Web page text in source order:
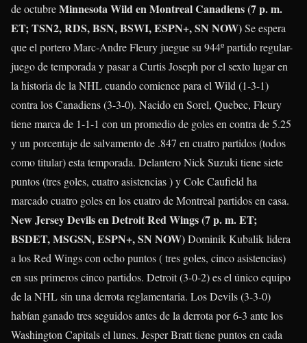
de octubreMinnesota Wild en Montreal Canadiens (7 p. m.
ET; TSN2, RDS, BSN, BSWI, ESPN+, SN NOW)Se espera
que el porteroMarc-Andre Fleuryjuegue su 944º partido regular-
juego de temporada y pasar a Curtis Joseph por el sexto lugar en
la historia de la NHL cuando comience para el Wild (1-3-1)
contra los Canadiens (3-3-0). Nacido en Sorel, Quebec, Fleury
tiene marca de 1-1-1 con un promedio de goles en contra de 5.25
y un porcentaje de salvamento de .847 en cuatro partidos (todos
como titular) esta temporada. DelanteroNick Suzukitiene siete
puntos (tres goles, cuatro asistencias ) yCole Caufieldha
marcado cuatro goles en los cuatro de Montreal partidos en casa.
New Jersey Devils en Detroit Red Wings (7 p. m. ET;
BSDET, MSGSN, ESPN+, SN NOW)Dominik Kubaliklidera
a los Red Wings con ocho puntos ( tres goles, cinco asistencias)
en sus primeros cinco partidos. Detroit (3-0-2) es el único equipo
de la NHL sin una derrota reglamentaria. Los Devils (3-3-0)
habían ganado tres seguidos antes de la derrota por 6-3 ante los
Washington Capitals el lunes. Jesper Bratttiene puntos en cada